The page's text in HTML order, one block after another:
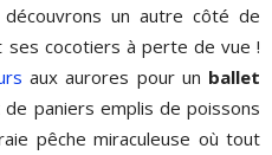
un autre côté de
ses cocotiers à perte de vue !
aux aurores pour un ballet
paniers emplis de poissons
pêche miraculeuse où tout